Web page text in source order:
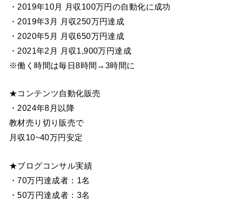
・2019年10月 月収100万円の自動化に成功
・2019年3月 月収250万円達成
・2020年5月 月収650万円達成
・2021年2月 月収1,900万円達成
※働く時間は毎日8時間→3時間に
★コンテンツ自動化販売
・2024年8月以降
教材売り切り販売で
月収10~40万円安定
★ブログコンサル実績
・70万円達成者：1名
・50万円達成者：3名